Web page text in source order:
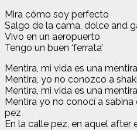
Mira cómo soy perfecto
Salgo de la cama, dolce and
Vivo en un aeropuerto
Tengo un buen ‘ferrata’
Mentira, mi vida es una
Mentira, yo no conozco a
Mentira, mi vida es una
Mentira yo no conocí a
pez
En la calle pez, en aquel after